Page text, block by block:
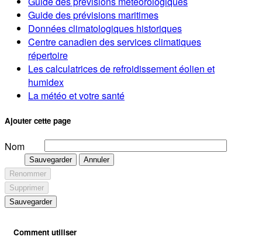
Guide des prévisions maritimes
Données climatologiques historiques
Centre canadien des services climatiques
répertoire
Les calculatrices de refroidissement éolien et
humidex
La météo et votre santé
Ajouter cette page
Nom
Sauvegarder
Annuler
Renommer
Supprimer
Sauvegarder
Comment utiliser